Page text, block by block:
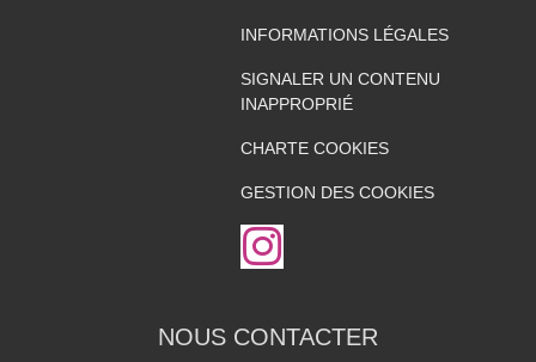
INFORMATIONS LÉGALES
SIGNALER UN CONTENU
INAPPROPRIÉ
CHARTE COOKIES
GESTION DES COOKIES
NOUS CONTACTER